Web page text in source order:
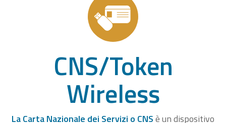
CNS/Token
Wireless
La Carta Nazionale dei Servizi o CNSè un dispositivo